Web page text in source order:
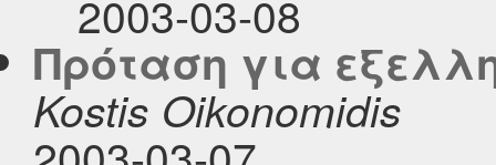
2003-03-08
Πρόταση για
Kostis Oikonomidis